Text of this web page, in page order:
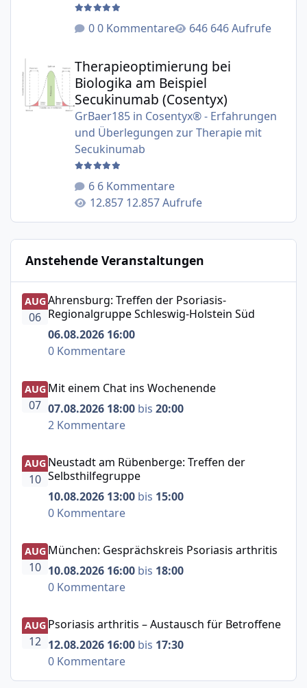
0 Kommentare
646 Aufrufe
Therapieoptimierung bei Biologika am Beispiel
Therapieoptimierung bei
Biologika am Beispiel
Secukinumab (Cosentyx)
GrBaer185in Cosentyx® - Erfahrungen
und Überlegungen zur Therapie mit
Secukinumab
6 Kommentare
12.857 Aufrufe
Anstehende Veranstaltungen
Ahrensburg: Treffen der Psoriasis-Regionalgruppe
AUG
06
Ahrensburg: Treffen der Psoriasis-
Regionalgruppe Schleswig-Holstein Süd
06.08.2026 16:00
0 Kommentare
Mit einem Chat ins Wochenende
AUG
07
Mit einem Chat ins Wochenende
07.08.2026 18:00 bis 20:00
2 Kommentare
Neustadt am Rübenberge: Treffen der Selbsthilfegruppe
AUG
10
Neustadt am Rübenberge: Treffen der
Selbsthilfegruppe
10.08.2026 13:00 bis 15:00
0 Kommentare
München: Gesprächskreis Psoriasis arthritis
AUG
10
München: Gesprächskreis Psoriasis arthritis
10.08.2026 16:00 bis 18:00
0 Kommentare
Psoriasis arthritis – Austausch für Betroffene
AUG
12
Psoriasis arthritis – Austausch für Betroffene
12.08.2026 16:00 bis 17:30
0 Kommentare